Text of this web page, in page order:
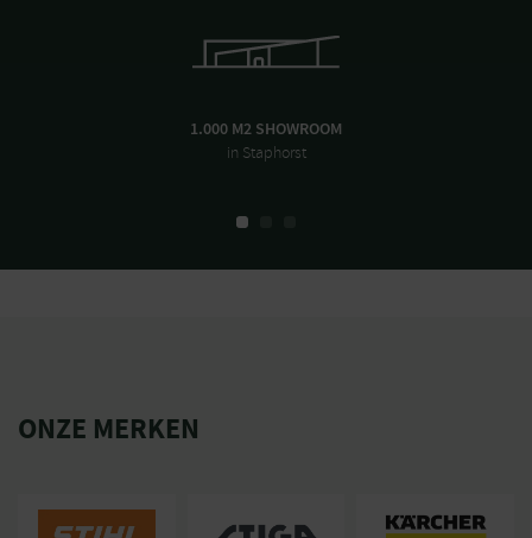
1.000 M2 SHOWROOM
in Staphorst
ONZE MERKEN